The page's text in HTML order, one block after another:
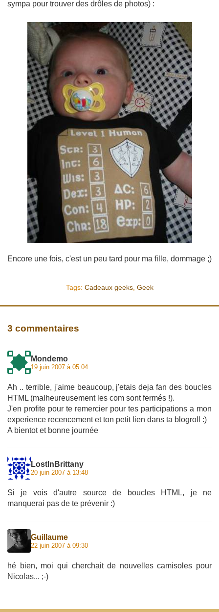
sympa pour trouver des drôles de photos) :
Encore une fois, c'est un peu tard pour ma fille, dommage ;)
Tags: Cadeaux geeks, Geek
3 commentaires
Mondemo
19 juin 2007 à 05:04
Ah .. terrible, j'aime beaucoup, j'etais deja fan des boucles
HTML (malheureusement les com sont fermés !).
J'en profite pour te remercier pour tes participations a mon
experience recencement et ton petit lien dans ta blogroll :)
A bientot et bonne journée
LostInBrittany
20 juin 2007 à 13:48
Si je vois d'autre source de boucles HTML, je ne
manquerai pas de te prévenir :)
Guillaume
22 juin 2007 à 09:30
hé bien, moi qui cherchait de nouvelles camisoles pour
Nicolas... ;-)